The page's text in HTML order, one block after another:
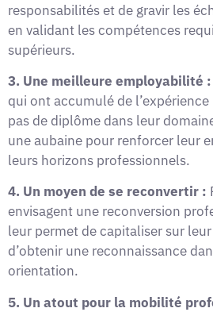
responsabilités et de gravir les
en validant les compétences
supérieurs.
3. Une meilleure employabilité :
qui ont accumulé de
pas de diplôme dans leur
une aubaine pour renforcer leur
leurs horizons professionnels.
4. Un moyen de se reconvertir :
envisagent une reconversion
leur permet de capitaliser sur
d’obtenir une reconnaissance
orientation.
5. Un atout pour la mobilité